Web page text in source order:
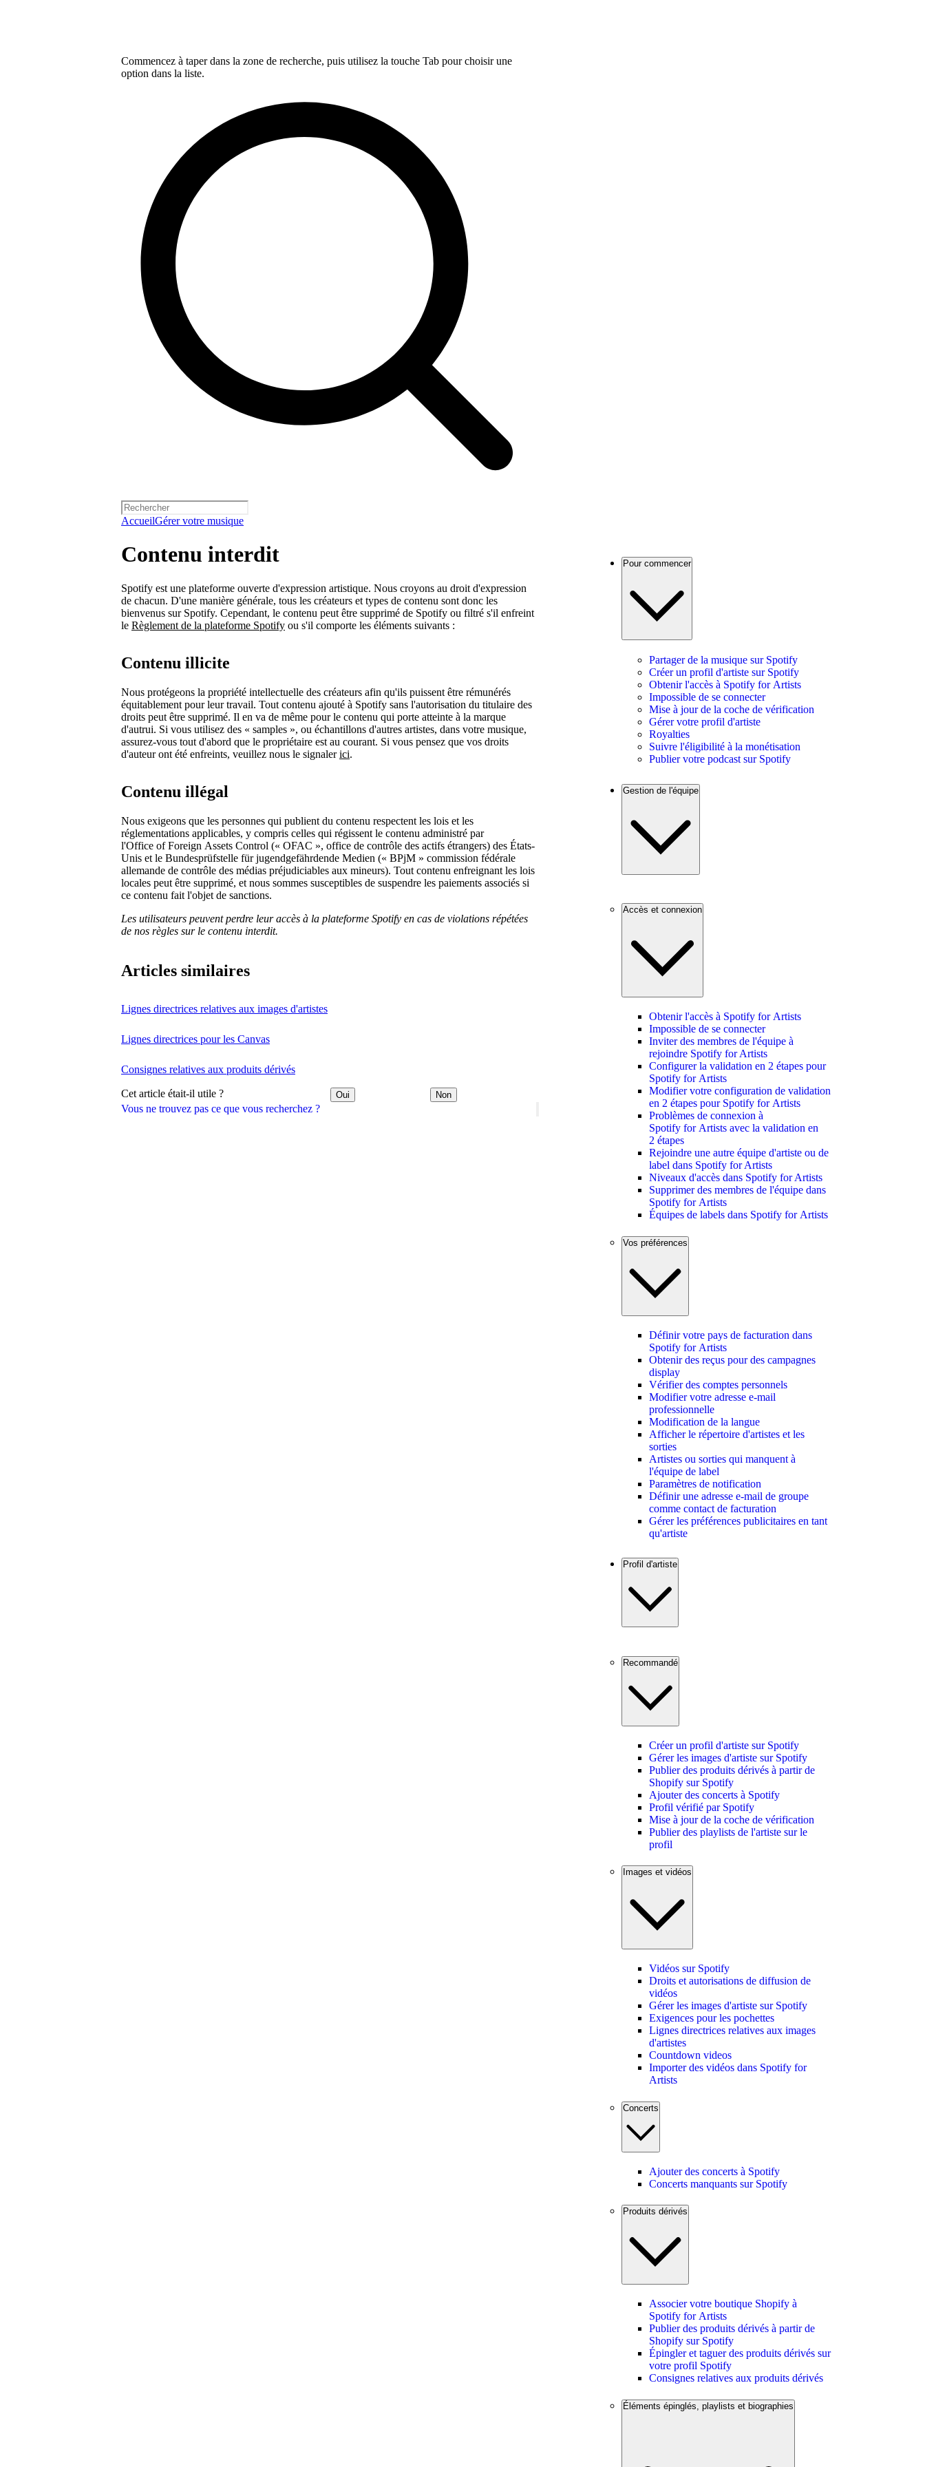
Commencez à taper dans la zone de recherche, puis utilisez la touche Tab pour choisir une
option dans la liste.
AccueilGérer votre musique
Vous ne trouvez pas ce que vous recherchez ?
Contenu interdit
Spotify est une plateforme ouverte d'expression artistique. Nous croyons au droit d'expression
de chacun. D'une manière générale, tous les créateurs et types de contenu sont donc les
bienvenus sur Spotify. Cependant, le contenu peut être supprimé de Spotify ou filtré s'il enfreint
le Règlement de la plateforme Spotify ou s'il comporte les éléments suivants :
Contenu illicite
Nous protégeons la propriété intellectuelle des créateurs afin qu'ils puissent être rémunérés
équitablement pour leur travail. Tout contenu ajouté à Spotify sans l'autorisation du titulaire des
droits peut être supprimé. Il en va de même pour le contenu qui porte atteinte à la marque
d'autrui. Si vous utilisez des « samples », ou échantillons d'autres artistes, dans votre musique,
assurez-vous tout d'abord que le propriétaire est au courant. Si vous pensez que vos droits
d'auteur ont été enfreints, veuillez nous le signalerici.
Contenu illégal
Nous exigeons que les personnes qui publient du contenu respectent les lois et l​es
réglementations applicables, y compris celles qui régissent le contenu administré par
l'Office of Foreign Assets Control (« OFAC », office de contrôle des actifs étrangers) des États-
Unis et le Bundesprüfstelle für jugendgefährdende Medien (« BPjM » commission fédérale
allemande de contrôle des médias préjudiciables aux mineurs). Tout contenu enfreignant les lois
locales peut être supprimé, et nous sommes susceptibles de suspendre les paiements associés si
ce contenu fait l'objet de sanctions.
Les utilisateurs peuvent perdre leur accès à la plateforme Spotify en cas de violations répétées
de nos règles sur le contenu interdit.
Articles similaires
Lignes directrices relatives aux images d'artistes
Lignes directrices pour les Canvas
Consignes relatives aux produits dérivés
Cet article était-il utile ? Oui Non
Pour commencer
Partager de la musique sur Spotify
Créer un profil d'artiste sur Spotify
Obtenir l'accès à Spotify for Artists
Impossible de se connecter
Mise à jour de la coche de vérification
Gérer votre profil d'artiste
Royalties
Suivre l'éligibilité à la monétisation
Publier votre podcast sur Spotify
Gestion de l'équipe
Accès et connexion
Obtenir l'accès à Spotify for Artists
Impossible de se connecter
Inviter des membres de l'équipe à
rejoindre Spotify for Artists
Configurer la validation en 2 étapes pour
Spotify for Artists
Modifier votre configuration de validation
en 2 étapes pour Spotify for Artists
Problèmes de connexion à
Spotify for Artists avec la validation en
2 étapes
Rejoindre une autre équipe d'artiste ou de
label dans Spotify for Artists
Niveaux d'accès dans Spotify for Artists
Supprimer des membres de l'équipe dans
Spotify for Artists
Équipes de labels dans Spotify for Artists
Vos préférences
Définir votre pays de facturation dans
Spotify for Artists
Obtenir des reçus pour des campagnes
display
Vérifier des comptes personnels
Modifier votre adresse e-mail
professionnelle
Modification de la langue
Afficher le répertoire d'artistes et les
sorties
Artistes ou sorties qui manquent à
l'équipe de label
Paramètres de notification
Définir une adresse e-mail de groupe
comme contact de facturation
Gérer les préférences publicitaires en tant
qu'artiste
Profil d'artiste
Recommandé
Créer un profil d'artiste sur Spotify
Gérer les images d'artiste sur Spotify
Publier des produits dérivés à partir de
Shopify sur Spotify
Ajouter des concerts à Spotify
Profil vérifié par Spotify
Mise à jour de la coche de vérification
Publier des playlists de l'artiste sur le
profil
Images et vidéos
Vidéos sur Spotify
Droits et autorisations de diffusion de
vidéos
Gérer les images d'artiste sur Spotify
Exigences pour les pochettes
Lignes directrices relatives aux images
d'artistes
Countdown videos
Importer des vidéos dans Spotify for
Artists
Concerts
Ajouter des concerts à Spotify
Concerts manquants sur Spotify
Produits dérivés
Associer votre boutique Shopify à
Spotify for Artists
Publier des produits dérivés à partir de
Shopify sur Spotify
Épingler et taguer des produits dérivés sur
votre profil Spotify
Consignes relatives aux produits dérivés
Éléments épinglés, playlists et biographies